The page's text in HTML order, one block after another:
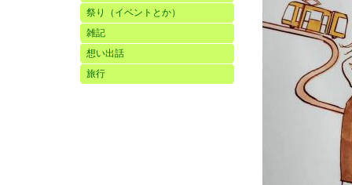
祭り（イベントとか）
雑記
想い出話
旅行